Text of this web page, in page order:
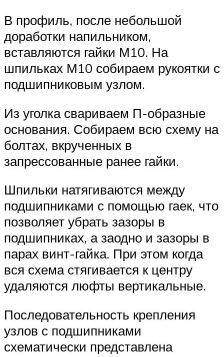
В профиль, после небольшой
доработки напильником,
вставляются гайки М10. На
шпильках М10 собираем рукоятки с
подшипниковым узлом.
Из уголка свариваем П-образные
основания. Собираем всю схему на
болтах, вкрученных в
запрессованные ранее гайки.
Шпильки натягиваются между
подшипниками с помощью гаек, что
позволяет убрать зазоры в
подшипниках, а заодно и зазоры в
парах винт-гайка. При этом когда
вся схема стягивается к центру
удаляются люфты вертикальные.
Последовательность крепления
узлов с подшипниками
схематически представлена